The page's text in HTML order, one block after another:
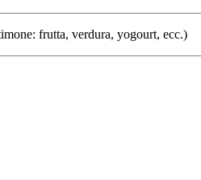
frutta, verdura, yogourt, ecc.)